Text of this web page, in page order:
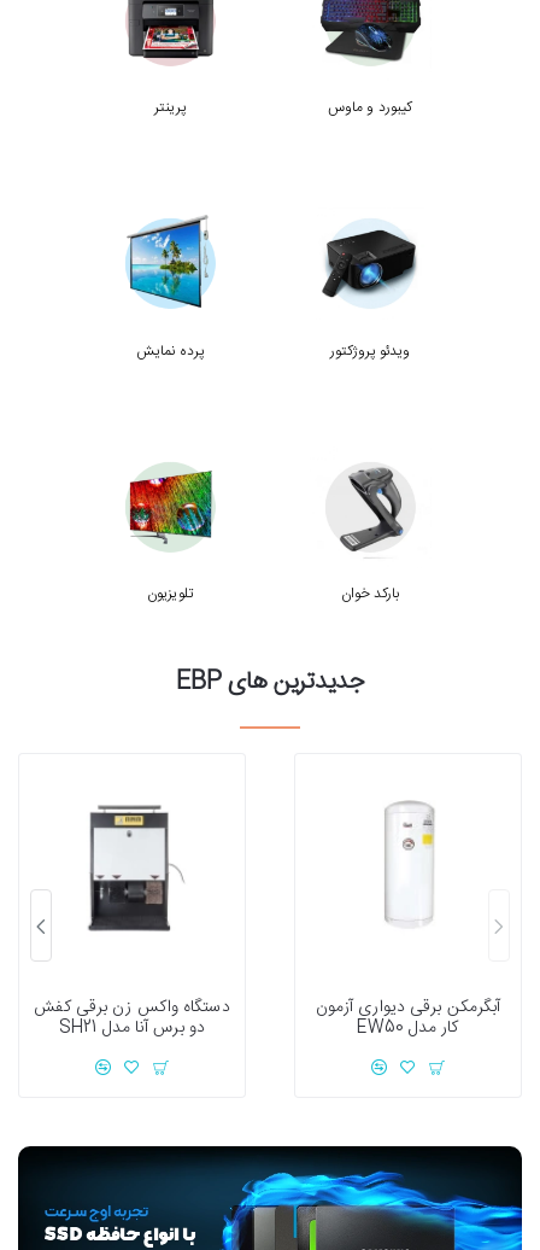
کیبورد و ماوس پرینتر
ویدئو پروژکتور پرده نمایش
بارکد خوان تلویزیون
جدیدترین های EBP
آبگرمکن برقی دیواری آزمون
کار مدل EW50
دستگاه واکس زن برقی کفش
دو برس آنا مدل SH21